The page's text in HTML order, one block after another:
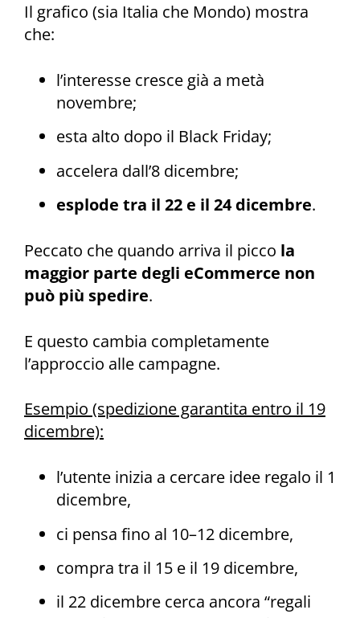
Il grafico (sia Italia che Mondo) mostra
che:
l’interesse cresce già a metà
novembre;
esta alto dopo il Black Friday;
accelera dall’8 dicembre;
esplode tra il 22 e il 24 dicembre.
Peccato che quando arriva il picco la
maggior parte degli eCommerce non
può più spedire.
E questo cambia completamente
l’approccio alle campagne.
Esempio (spedizione garantita entro il 19
dicembre):
l’utente inizia a cercare idee regalo il 1
dicembre,
ci pensa fino al 10–12 dicembre,
compra tra il 15 e il 19 dicembre,
il 22 dicembre cerca ancora “regali